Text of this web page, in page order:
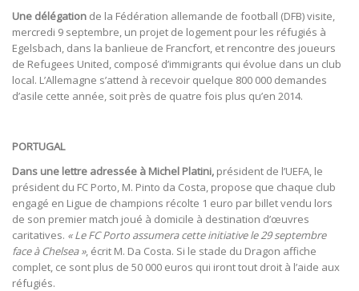
Une délégation de la Fédération allemande de football (DFB) visite,
mercredi 9 septembre, un projet de logement pour les réfugiés à
Egelsbach, dans la banlieue de Francfort, et rencontre des joueurs
de Refugees United, composé d’immigrants qui évolue dans un club
local. L’Allemagne s’attend à recevoir quelque 800 000 demandes
d’asile cette année, soit près de quatre fois plus qu’en 2014.
PORTUGAL
Dans une lettre adressée à Michel Platini, président de l’UEFA, le
président du FC Porto, M. Pinto da Costa, propose que chaque club
engagé en Ligue de champions récolte 1 euro par billet vendu lors
de son premier match joué à domicile à destination d’œuvres
caritatives. « Le FC Porto assumera cette initiative le 29 septembre
face à Chelsea », écrit M. Da Costa. Si le stade du Dragon affiche
complet, ce sont plus de 50 000 euros qui iront tout droit à l’aide aux
réfugiés.